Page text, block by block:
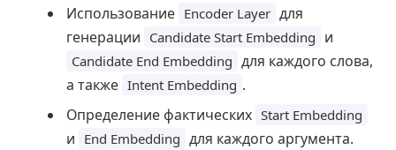
Использование Encoder Layer для
генерации Candidate Start Embedding и
Candidate End Embedding для каждого слова,
а также Intent Embedding .
Определение фактических Start Embedding
и End Embedding для каждого аргумента.